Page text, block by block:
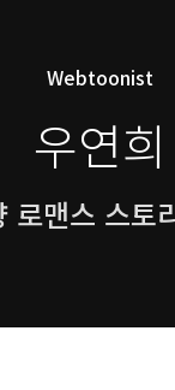
Webtoonist
우연희
로맨스 스토